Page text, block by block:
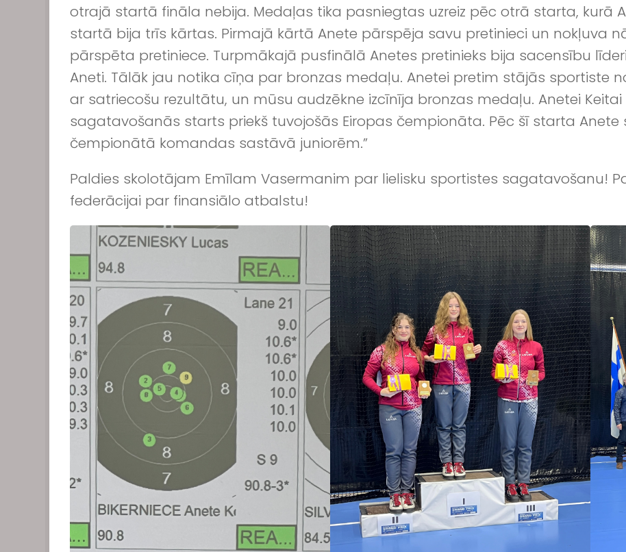
otrajā startā fināla nebija. Medaļas tika pasniegtas uzreiz pēc otrā starta, kurā
startā bija trīs kārtas. Pirmajā kārtā Anete pārspēja savu pretinieci un nokļuva
pārspēta pretiniece. Turpmākajā pusfinālā Anetes pretinieks bija sacensību
Aneti. Tālāk jau notika cīņa par bronzas medaļu. Anetei pretim stājās sportiste
ar satriecošu rezultātu, un mūsu audzēkne izcīnīja bronzas medaļu. Anetei
sagatavošanās starts priekš tuvojošās Eiropas čempionāta. Pēc šī starta Anete
čempionātā komandas sastāvā juniorēm.”
Paldies skolotājam Emīlam Vasermanim par lielisku sportistes sagatavošanu!
federācijai par finansiālo atbalstu!